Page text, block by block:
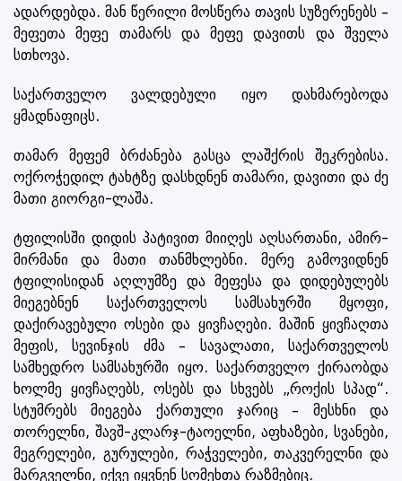
ადარდებდა. მან წერილი მოსწერა თავის სუზერენებს –
მეფეთა მეფე თამარს და მეფე დავითს და შველა
სთხოვა.
საქართველო ვალდებული იყო დახმარებოდა
ყმადნაფიცს.
თამარ მეფემ ბრძანება გასცა ლაშქრის შეკრებისა.
ოქროჭედილ ტახტზე დასხდნენ თამარი, დავითი და ძე
მათი გიორგი-ლაშა.
ტფილისში დიდის პატივით მიიღეს აღსართანი, ამირ-
მირმანი და მათი თანმხლებნი. მერე გამოვიდნენ
ტფილისიდან აღლუმზე და მეფესა და დიდებულებს
მიეგებნენ საქართველოს სამსახურში მყოფი,
დაქირავებული ოსები და ყივჩაღები. მაშინ ყივჩაღთა
მეფის, სევინჯის ძმა – სავალათი, საქართველოს
სამხედრო სამსახურში იყო. საქართველო ქირაობდა
ხოლმე ყივჩაღებს, ოსებს და სხვებს „როქის სპად“.
სტუმრებს მიეგება ქართული ჯარიც – მესხნი და
თორელნი, შავშ-კლარჯ-ტაოელნი, აფხაზები, სვანები,
მეგრელები, გურულები, რაჭველები, თაკვერელნი და
მარგველნი, იქვე იყვნენ სომეხთა რაზმებიც.